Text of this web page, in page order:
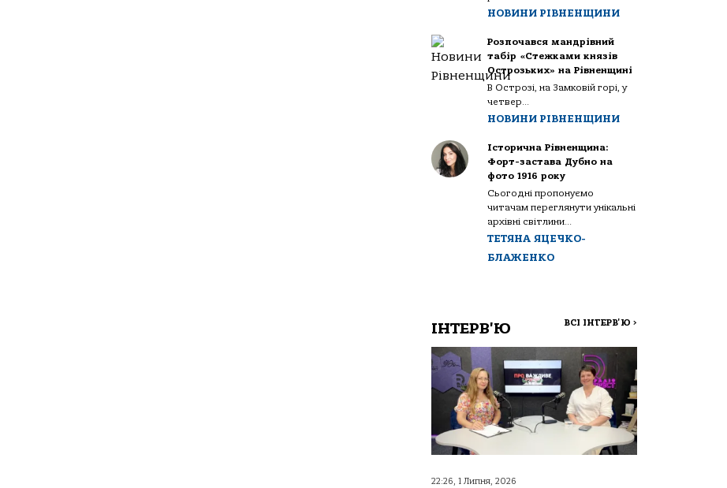
НОВИНИ РІВНЕНЩИНИ
Розпочався мандрівний
табір «Стежками князів
Острозьких» на Рівненщині
В Острозі, на Замковій горі, у
четвер...
НОВИНИ РІВНЕНЩИНИ
Історична Рівненщина:
Форт-застава Дубно на
фото 1916 року
Сьогодні пропонуємо
читачам переглянути унікальні
архівні світлини...
ТЕТЯНА ЯЦЕЧКО-
БЛАЖЕНКО
ІНТЕРВ'Ю ВСІ ІНТЕРВ'Ю >
22:26, 1 Липня, 2026